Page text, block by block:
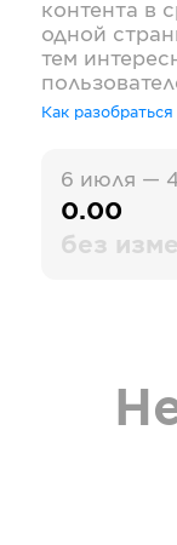
контента в
одной
тем
Как
6 июля — 4
0.00
без